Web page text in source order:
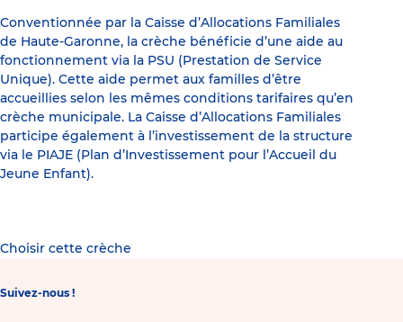
Conventionnée par la Caisse d’Allocations Familiales
de Haute-Garonne, la crèche bénéficie d’une aide au
fonctionnement via la PSU (Prestation de Service
Unique). Cette aide permet aux familles d’être
accueillies selon les mêmes conditions tarifaires qu’en
crèche municipale. La Caisse d’Allocations Familiales
participe également à l’investissement de la structure
via le PIAJE (Plan d’Investissement pour l’Accueil du
Jeune Enfant).
Choisir cette crèche
Suivez-nous !